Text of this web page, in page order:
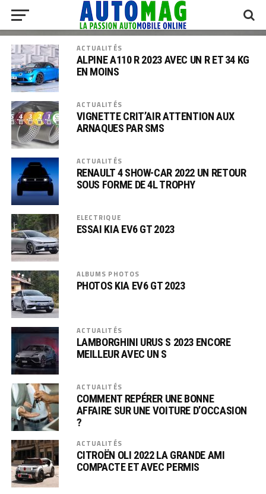
ACTUALITÉS
ALPINE A110 R 2023 AVEC UN R ET 34 KG
EN MOINS
ACTUALITÉS
VIGNETTE CRIT’AIR ATTENTION AUX
ARNAQUES PAR SMS
ACTUALITÉS
RENAULT 4 SHOW-CAR 2022 UN RETOUR
SOUS FORME DE 4L TROPHY
ELECTRIQUE
ESSAI KIA EV6 GT 2023
ALBUMS PHOTOS
PHOTOS KIA EV6 GT 2023
ACTUALITÉS
LAMBORGHINI URUS S 2023 ENCORE
MEILLEUR AVEC UN S
ACTUALITÉS
COMMENT REPÉRER UNE BONNE
AFFAIRE SUR UNE VOITURE D’OCCASION
?
ACTUALITÉS
CITROËN OLI 2022 LA GRANDE AMI
COMPACTE ET AVEC PERMIS